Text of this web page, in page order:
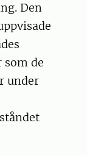
Den
de
under